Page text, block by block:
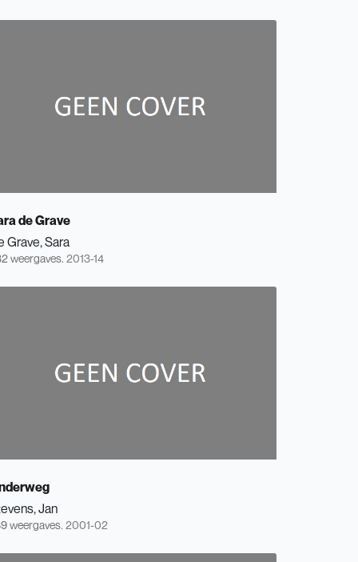
de Grave
Grave, Sara
weergaves. 2013-14
Jan
weergaves. 2001-02